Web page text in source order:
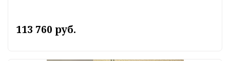
113 760 руб.